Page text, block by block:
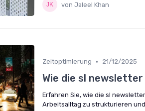
von Jaleel Khan
Zeitoptimierung • 21/12/2025
Wie die sl
Erfahren Sie, wie die sl
Arbeitsalltag zu strukturieren